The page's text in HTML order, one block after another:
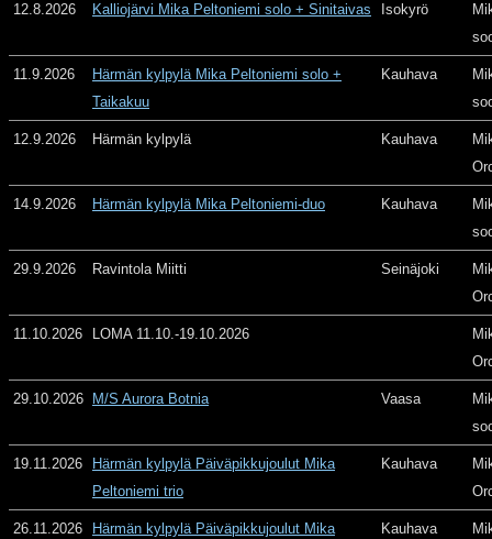
12.8.2026 Kalliojärvi Mika Peltoniemi solo + Sinitaivas Isokyrö
11.9.2026
Härmän kylpylä Mika Peltoniemi solo +
Taikakuu
Kauhava
12.9.2026 Härmän kylpylä Kauhava
14.9.2026 Härmän kylpylä Mika Peltoniemi-duo Kauhava
29.9.2026 Ravintola Miitti Seinäjoki
11.10.2026 LOMA 11.10.-19.10.2026
29.10.2026 M/S Aurora Botnia Vaasa
19.11.2026
Härmän kylpylä Päiväpikkujoulut Mika
Peltoniemi trio
Kauhava
26.11.2026
Härmän kylpylä Päiväpikkujoulut Mika
Kauhava